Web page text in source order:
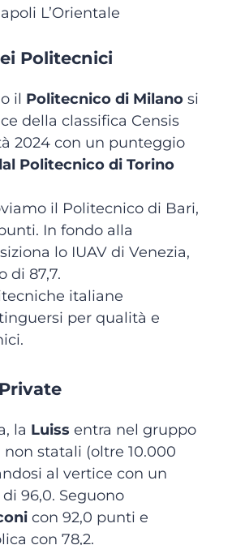
L’Orientale
Politecnici
il Politecnico di Milano si
della classifica Censis
2024 con un punteggio
Politecnico di Torino
il Politecnico di Bari,
In fondo alla
lo IUAV di Venezia,
di 87,7.
italiane
per qualità e
la Luiss entra nel gruppo
statali (oltre 10.000
al vertice con un
96,0. Seguono
con 92,0 punti e
con 78,2.